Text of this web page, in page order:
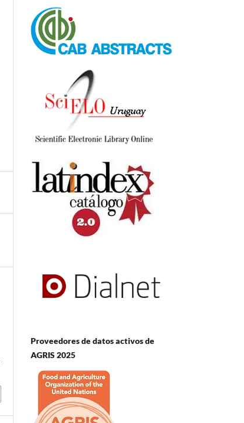
Proveedores de datos activos de
AGRIS 2025